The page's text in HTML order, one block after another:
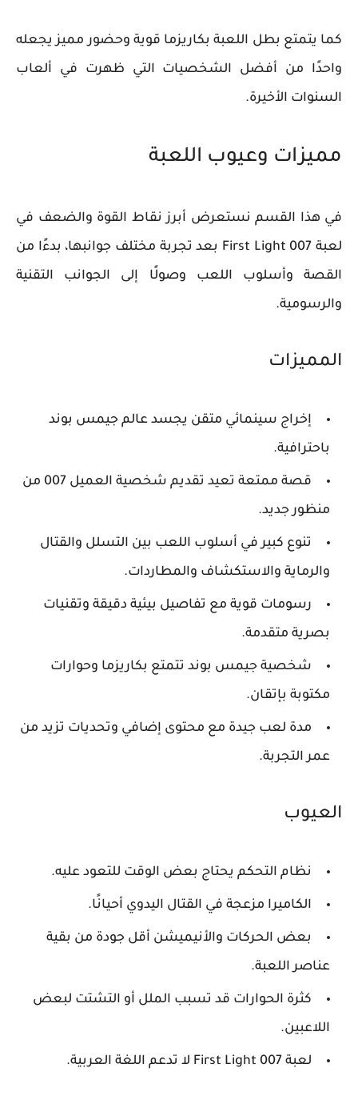
كما يتمتع بطل اللعبة بكاريزما قوية وحضور مميز يجعله
واحدًا من أفضل الشخصيات التي ظهرت في ألعاب
السنوات الأخيرة.
مميزات وعيوب اللعبة
في هذا القسم نستعرض أبرز نقاط القوة والضعف في
لعبة 007 First Light بعد تجربة مختلف جوانبها، بدءًا من
القصة وأسلوب اللعب وصولًا إلى الجوانب التقنية
والرسومية.
المميزات
إخراج سينمائي متقن يجسد عالم جيمس بوند
باحترافية.
قصة ممتعة تعيد تقديم شخصية العميل 007 من
منظور جديد.
تنوع كبير في أسلوب اللعب بين التسلل والقتال
والرماية والاستكشاف والمطاردات.
رسومات قوية مع تفاصيل بيئية دقيقة وتقنيات
بصرية متقدمة.
شخصية جيمس بوند تتمتع بكاريزما وحوارات
مكتوبة بإتقان.
مدة لعب جيدة مع محتوى إضافي وتحديات تزيد من
عمر التجربة.
العيوب
نظام التحكم يحتاج بعض الوقت للتعود عليه.
الكاميرا مزعجة في القتال اليدوي أحيانًا.
بعض الحركات والأنيميشن أقل جودة من بقية
عناصر اللعبة.
كثرة الحوارات قد تسبب الملل أو التشتت لبعض
اللاعبين.
لعبة 007 First Light لا تدعم اللغة العربية.